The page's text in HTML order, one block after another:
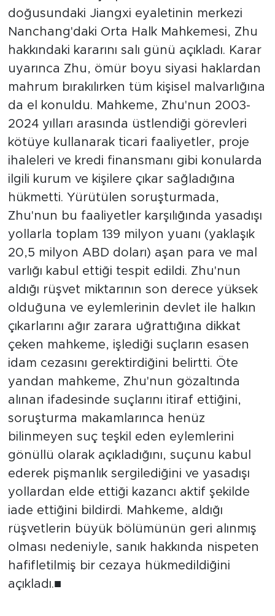
doğusundaki Jiangxi eyaletinin merkezi
Nanchang'daki Orta Halk Mahkemesi, Zhu
hakkındaki kararını salı günü açıkladı. Karar
uyarınca Zhu, ömür boyu siyasi haklardan
mahrum bırakılırken tüm kişisel malvarlığına
da el konuldu. Mahkeme, Zhu'nun 2003-
2024 yılları arasında üstlendiği görevleri
kötüye kullanarak ticari faaliyetler, proje
ihaleleri ve kredi finansmanı gibi konularda
ilgili kurum ve kişilere çıkar sağladığına
hükmetti. Yürütülen soruşturmada,
Zhu'nun bu faaliyetler karşılığında yasadışı
yollarla toplam 139 milyon yuanı (yaklaşık
20,5 milyon ABD doları) aşan para ve mal
varlığı kabul ettiği tespit edildi. Zhu'nun
aldığı rüşvet miktarının son derece yüksek
olduğuna ve eylemlerinin devlet ile halkın
çıkarlarını ağır zarara uğrattığına dikkat
çeken mahkeme, işlediği suçların esasen
idam cezasını gerektirdiğini belirtti. Öte
yandan mahkeme, Zhu'nun gözaltında
alınan ifadesinde suçlarını itiraf ettiğini,
soruşturma makamlarınca henüz
bilinmeyen suç teşkil eden eylemlerini
gönüllü olarak açıkladığını, suçunu kabul
ederek pişmanlık sergilediğini ve yasadışı
yollardan elde ettiği kazancı aktif şekilde
iade ettiğini bildirdi. Mahkeme, aldığı
rüşvetlerin büyük bölümünün geri alınmış
olması nedeniyle, sanık hakkında nispeten
hafifletilmiş bir cezaya hükmedildiğini
açıkladı.■